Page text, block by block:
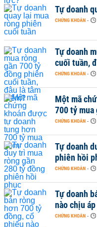
Tự doanh
CHỨNG KHOÁN -
Tự doanh
cuối tuần,
CHỨNG KHOÁN -
Một mã
700 tỷ mua
CHỨNG KHOÁN -
Tự doanh
phiên hồi
CHỨNG KHOÁN -
Tự doanh
nào chịu
CHỨNG KHOÁN -